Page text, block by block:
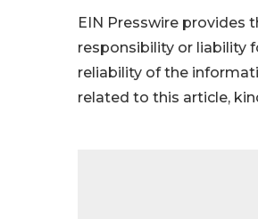
EIN Presswire provides
responsibility or liability
reliability of the
related to this article,